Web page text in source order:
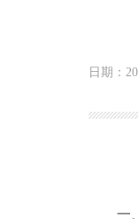
日期：
一、